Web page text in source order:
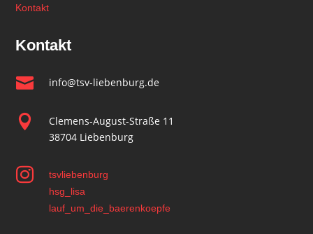
Kontakt
Kontakt
 info@tsv-liebenburg.de

Clemens-August-Straße 11
38704 Liebenburg

tsvliebenburg
hsg_lisa
lauf_um_die_baerenkoepfe